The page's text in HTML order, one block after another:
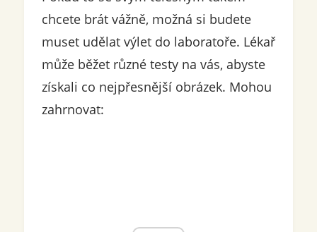
chcete brát vážně, možná si budete
muset udělat výlet do laboratoře. Lékař
může běžet různé testy na vás, abyste
získali co nejpřesnější obrázek. Mohou
zahrnovat: